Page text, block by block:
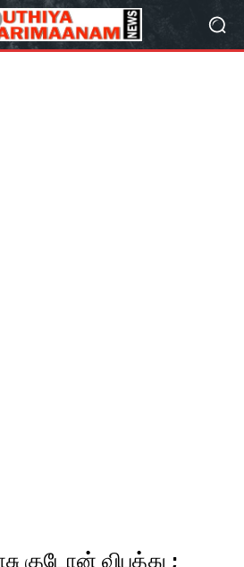
குடோன் விபத்து ;